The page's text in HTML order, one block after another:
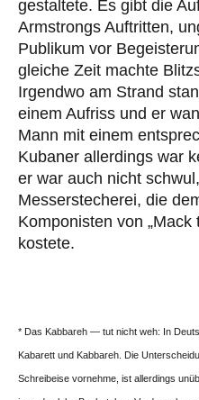
gestaltete. Es gibt die
Armstrongs Auftritten,
Publikum vor
gleiche Zeit machte
Irgendwo am Strand
einem Aufriss und er
Mann mit einem
Kubaner allerdings war
er war auch nicht
Messerstecherei, die
Komponisten von „Mack
kostete.
* Das Kabbareh — tut nicht weh: In
Kabarett und Kabbareh. Die
Schreibeise vornehme, ist allerdings